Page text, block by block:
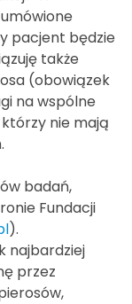
pacjent będzie
także
(obowiązek
na wspólne
nie mają
badań,
Fundacji
).
najbardziej
przez